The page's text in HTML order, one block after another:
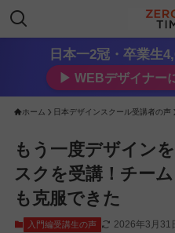
日本一2冠・卒業生
▶︎ WEBデザイナー
ホーム 日本デザインスクール受講者の声
もう一度デザイン
スクを受講！チー
も克服できた
入門編受講生の声 2026年3月31